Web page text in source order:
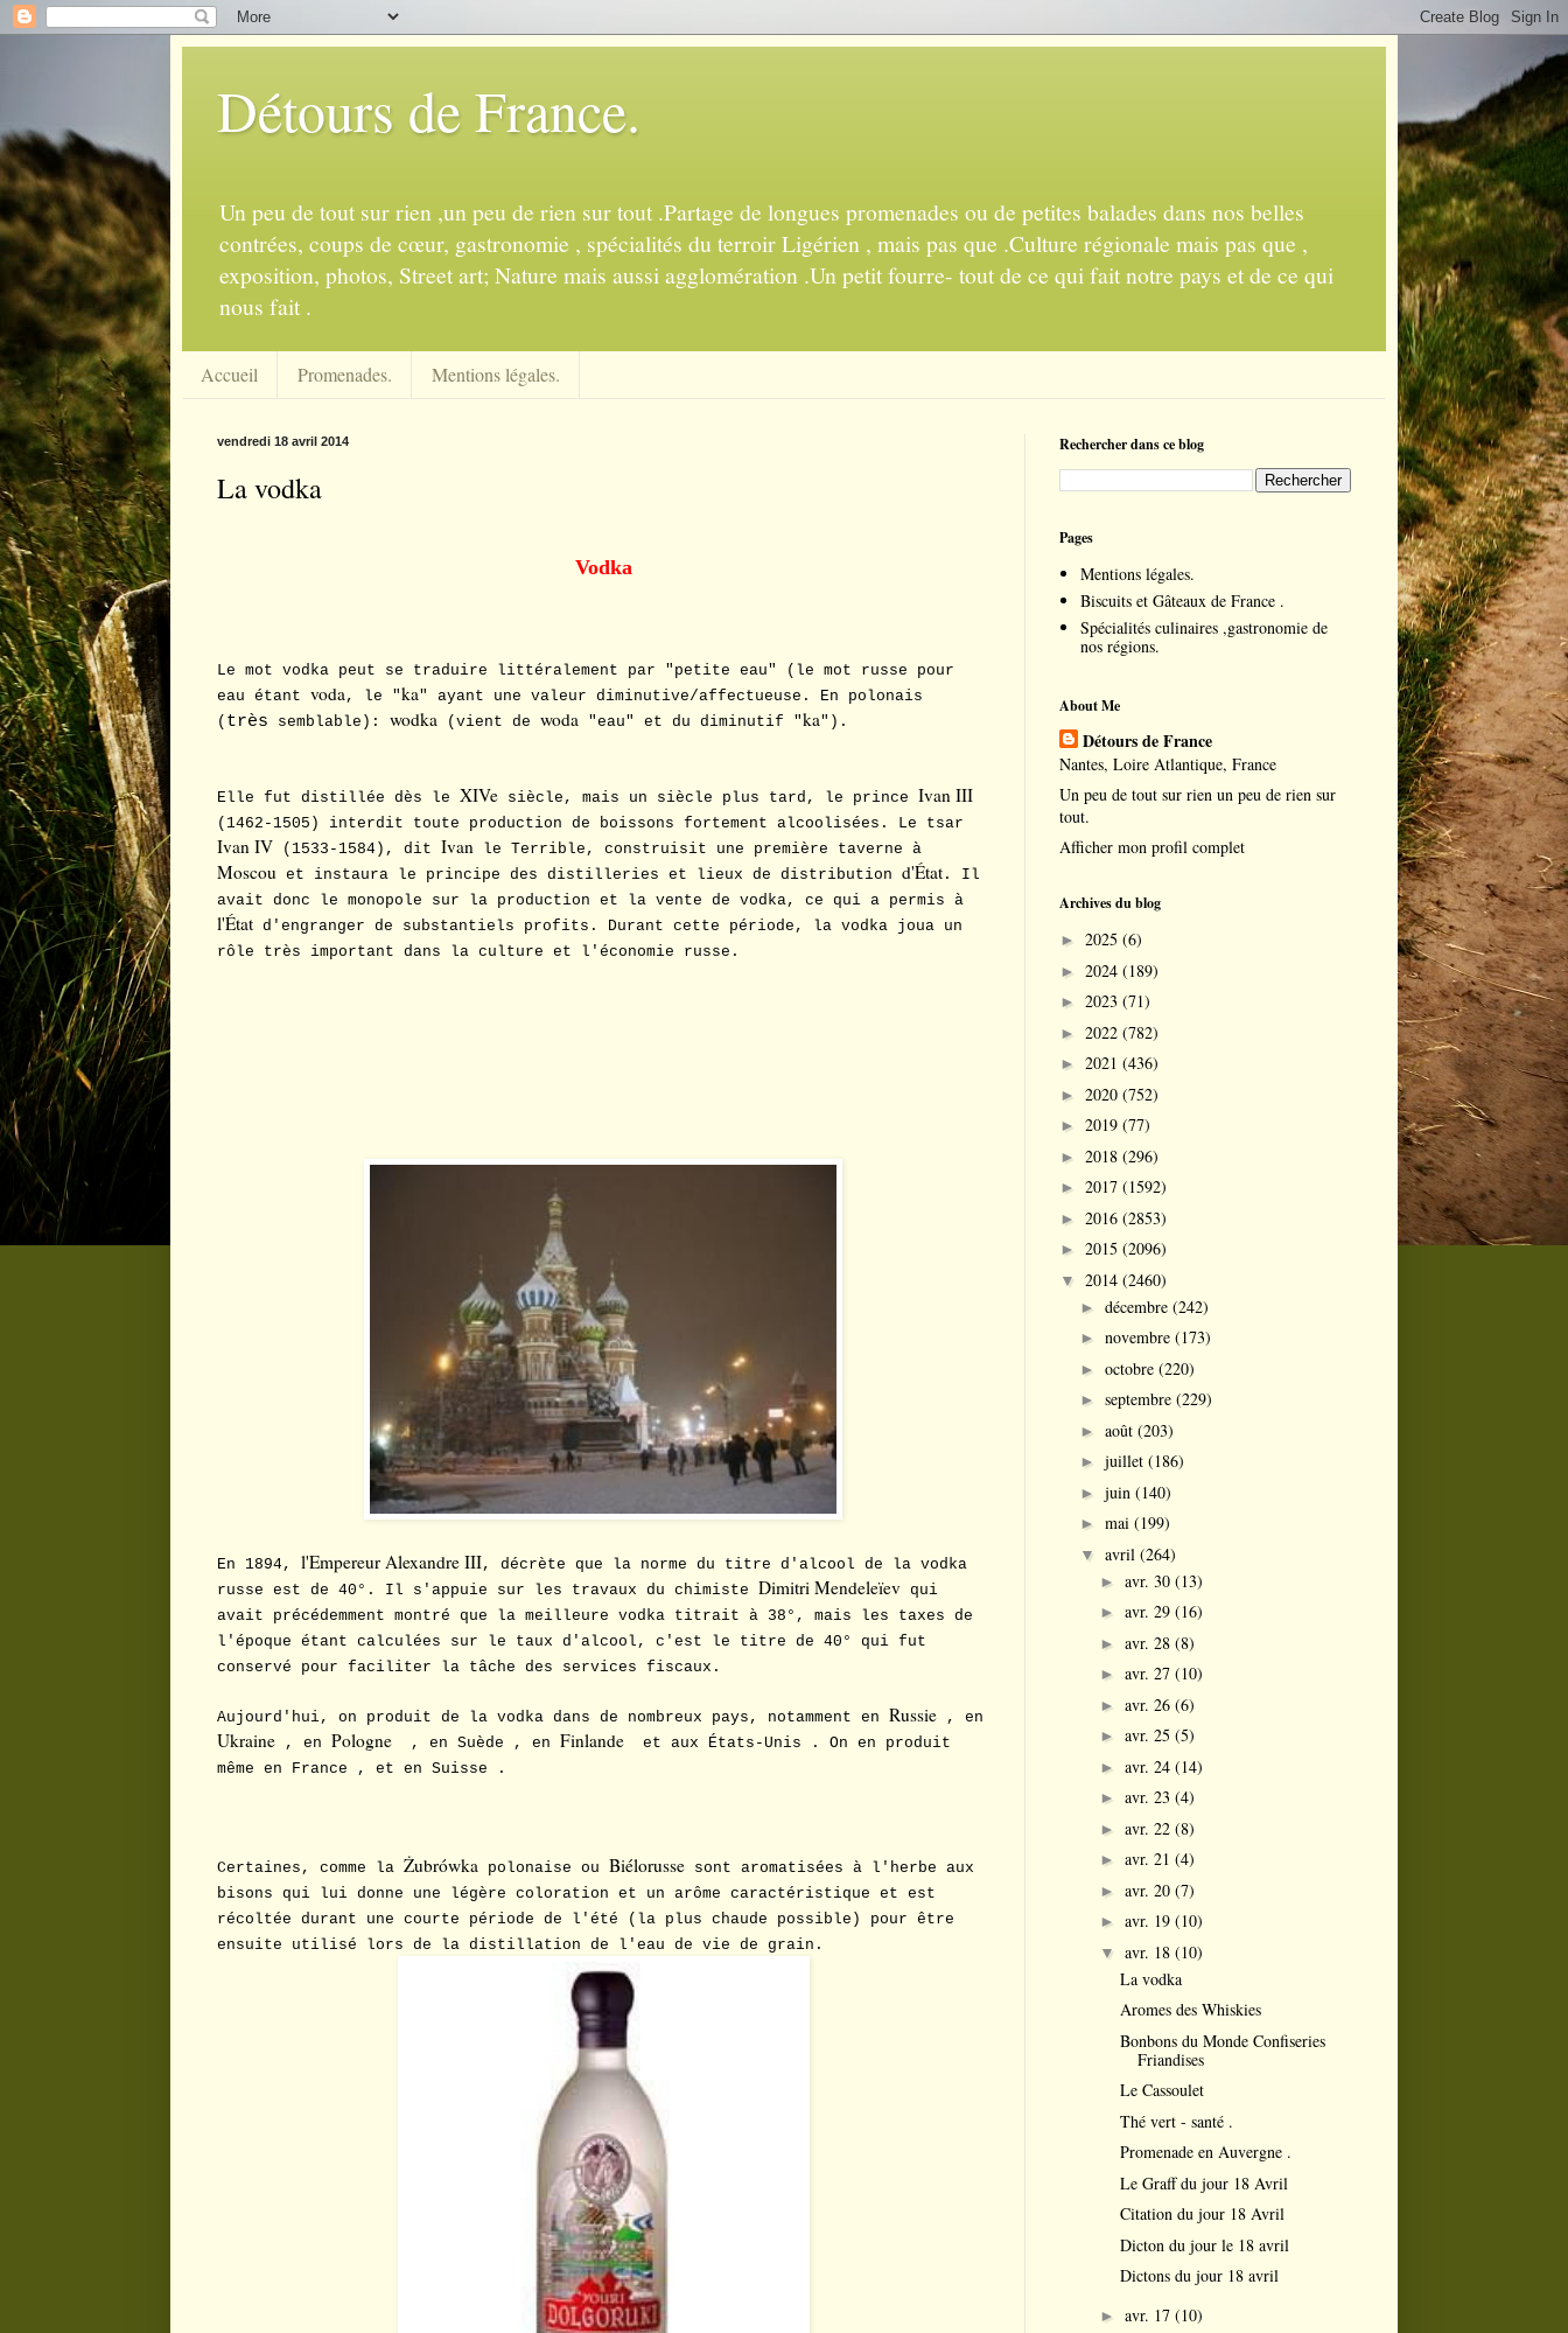
Détours de France.
Un peu de tout sur rien ,un peu de rien sur tout .Partage de longues promenades ou de petites balades dans nos belles
contrées, coups de cœur, gastronomie , spécialités du terroir Ligérien , mais pas que .Culture régionale mais pas que ,
exposition, photos, Street art; Nature mais aussi agglomération .Un petit fourre- tout de ce qui fait notre pays et de ce qui
nous fait .
Accueil Promenades. Mentions légales.
vendredi 18 avril 2014
La vodka
Vodka
Le mot vodka peut se traduire littéralement par "petite eau" (le mot russe pour
eau étant voda , le "ka" ayant une valeur diminutive/affectueuse. En polonais
( très semblable): wodka (vient de woda "eau" et du diminutif "ka").
Elle fut distillée dès le XIVe siècle, mais un siècle plus tard, le prince Ivan III
(1462-1505) interdit toute production de boissons fortement alcoolisées. Le tsar
Ivan IV (1533-1584), dit Ivan le Terrible, construisit une première taverne à
Moscou et instaura le principe des distilleries et lieux de distribution d'État . Il
avait donc le monopole sur la production et la vente de vodka, ce qui a permis à
l'État d'engranger de substantiels profits. Durant cette période, la vodka joua un
rôle très important dans la culture et l'économie russe.
En 1894, l'Empereur Alexandre III, décrète que la norme du titre d'alcool de la vodka
russe est de 40°. Il s'appuie sur les travaux du chimiste Dimitri Mendeleïev qui
avait précédemment montré que la meilleure vodka titrait à 38°, mais les taxes de
l'époque étant calculées sur le taux d'alcool, c'est le titre de 40° qui fut
conservé pour faciliter la tâche des services fiscaux.
Aujourd'hui, on produit de la vodka dans de nombreux pays, notamment en Russie , en
Ukraine , en Pologne , en Suède , en Finlande et aux États-Unis . On en produit
même en France , et en Suisse .
Certaines, comme la Żubrówka polonaise ou Biélorusse sont aromatisées à l'herbe aux
bisons qui lui donne une légère coloration et un arôme caractéristique et est
récoltée durant une courte période de l'été (la plus chaude possible) pour être
ensuite utilisé lors de la distillation de l'eau de vie de grain.
Rechercher dans ce blog
Pages
Mentions légales.
Biscuits et Gâteaux de France .
Spécialités culinaires ,gastronomie de
nos régions.
About Me
Détours de France
Nantes, Loire Atlantique, France
Un peu de tout sur rien un peu de rien sur
tout.
Afficher mon profil complet
Archives du blog
► 2025 (6)
► 2024 (189)
► 2023 (71)
► 2022 (782)
► 2021 (436)
► 2020 (752)
► 2019 (77)
► 2018 (296)
► 2017 (1592)
► 2016 (2853)
► 2015 (2096)
▼ 2014 (2460)
► décembre (242)
► novembre (173)
► octobre (220)
► septembre (229)
► août (203)
► juillet (186)
► juin (140)
► mai (199)
▼ avril (264)
► avr. 30 (13)
► avr. 29 (16)
► avr. 28 (8)
► avr. 27 (10)
► avr. 26 (6)
► avr. 25 (5)
► avr. 24 (14)
► avr. 23 (4)
► avr. 22 (8)
► avr. 21 (4)
► avr. 20 (7)
► avr. 19 (10)
▼ avr. 18 (10)
La vodka
Aromes des Whiskies
Bonbons du Monde Confiseries
Friandises
Le Cassoulet
Thé vert - santé .
Promenade en Auvergne .
Le Graff du jour 18 Avril
Citation du jour 18 Avril
Dicton du jour le 18 avril
Dictons du jour 18 avril
► avr. 17 (10)